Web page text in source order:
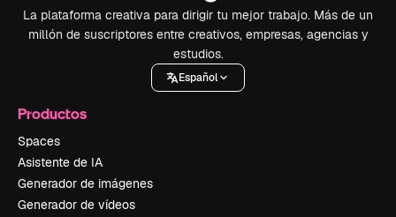
La plataforma creativa para dirigir tu mejor trabajo. Más de un
millón de suscriptores entre creativos, empresas, agencias y
estudios.
Español
Productos
Spaces
Asistente de IA
Generador de imágenes
Generador de vídeos